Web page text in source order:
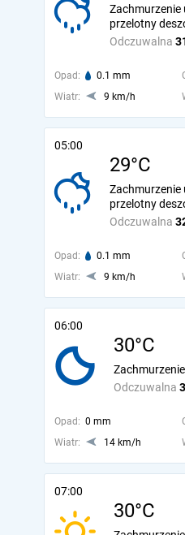
Odczuwalna
Zachmurzenie
przelotny
Opad: 0.1 mm
Wiatr:
9 km/h
05:00
29°C
Odczuwalna
Zachmurzenie
przelotny
Opad: 0.1 mm
Wiatr:
9 km/h
06:00
30°C
Odczuwalna
Opad: 0 mm
Wiatr:
14 km/h
07:00
30°C